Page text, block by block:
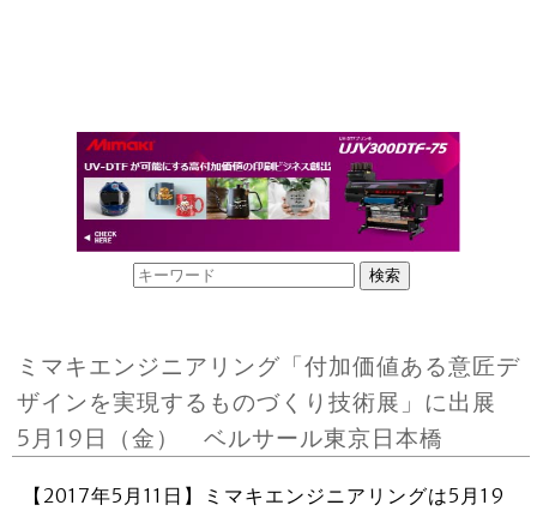
ミマキエンジニアリング「付加価値ある意匠デ
ザインを実現するものづくり技術展」に出展
5月19日（金） ベルサール東京日本橋
【2017年5月11日】ミマキエンジニアリングは5月19